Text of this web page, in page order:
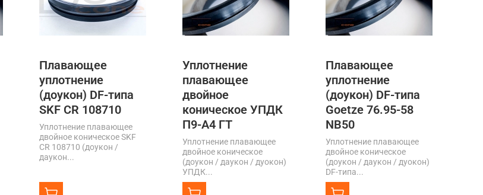
Плавающее
уплотнение
(доукон) DF-типа
SKF CR 108710
Уплотнение плавающее
двойное коническое SKF
CR 108710 (доукон /
даукон...
Уплотнение
плавающее
двойное
коническое УПДК
П9-А4 ГТ
Уплотнение плавающее
двойное коническое
(доукон / даукон / дуокон)
УПДК...
Плавающее
уплотнение
(доукон) DF-типа
Goetze 76.95-58
NB50
Уплотнение плавающее
двойное коническое
(доукон / даукон / дуокон)
DF-типа...